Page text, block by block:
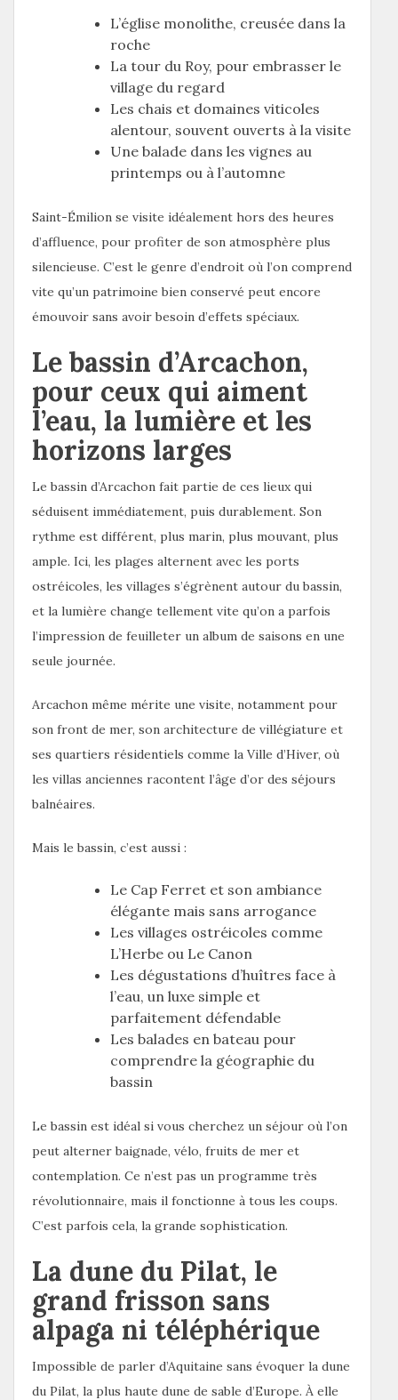
L’église monolithe, creusée dans la
roche
La tour du Roy, pour embrasser le
village du regard
Les chais et domaines viticoles
alentour, souvent ouverts à la visite
Une balade dans les vignes au
printemps ou à l’automne
Saint-Émilion se visite idéalement hors des heures
d’affluence, pour profiter de son atmosphère plus
silencieuse. C’est le genre d’endroit où l’on comprend
vite qu’un patrimoine bien conservé peut encore
émouvoir sans avoir besoin d’effets spéciaux.
Le bassin d’Arcachon,
pour ceux qui aiment
l’eau, la lumière et les
horizons larges
Le bassin d’Arcachon fait partie de ces lieux qui
séduisent immédiatement, puis durablement. Son
rythme est différent, plus marin, plus mouvant, plus
ample. Ici, les plages alternent avec les ports
ostréicoles, les villages s’égrènent autour du bassin,
et la lumière change tellement vite qu’on a parfois
l’impression de feuilleter un album de saisons en une
seule journée.
Arcachon même mérite une visite, notamment pour
son front de mer, son architecture de villégiature et
ses quartiers résidentiels comme la Ville d’Hiver, où
les villas anciennes racontent l’âge d’or des séjours
balnéaires.
Mais le bassin, c’est aussi :
Le Cap Ferret et son ambiance
élégante mais sans arrogance
Les villages ostréicoles comme
L’Herbe ou Le Canon
Les dégustations d’huîtres face à
l’eau, un luxe simple et
parfaitement défendable
Les balades en bateau pour
comprendre la géographie du
bassin
Le bassin est idéal si vous cherchez un séjour où l’on
peut alterner baignade, vélo, fruits de mer et
contemplation. Ce n’est pas un programme très
révolutionnaire, mais il fonctionne à tous les coups.
C’est parfois cela, la grande sophistication.
La dune du Pilat, le
grand frisson sans
alpaga ni téléphérique
Impossible de parler d’Aquitaine sans évoquer la dune
du Pilat, la plus haute dune de sable d’Europe. À elle